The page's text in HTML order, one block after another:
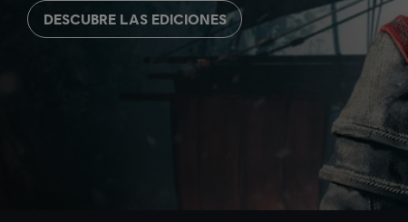
DESCUBRE LAS EDICIONES